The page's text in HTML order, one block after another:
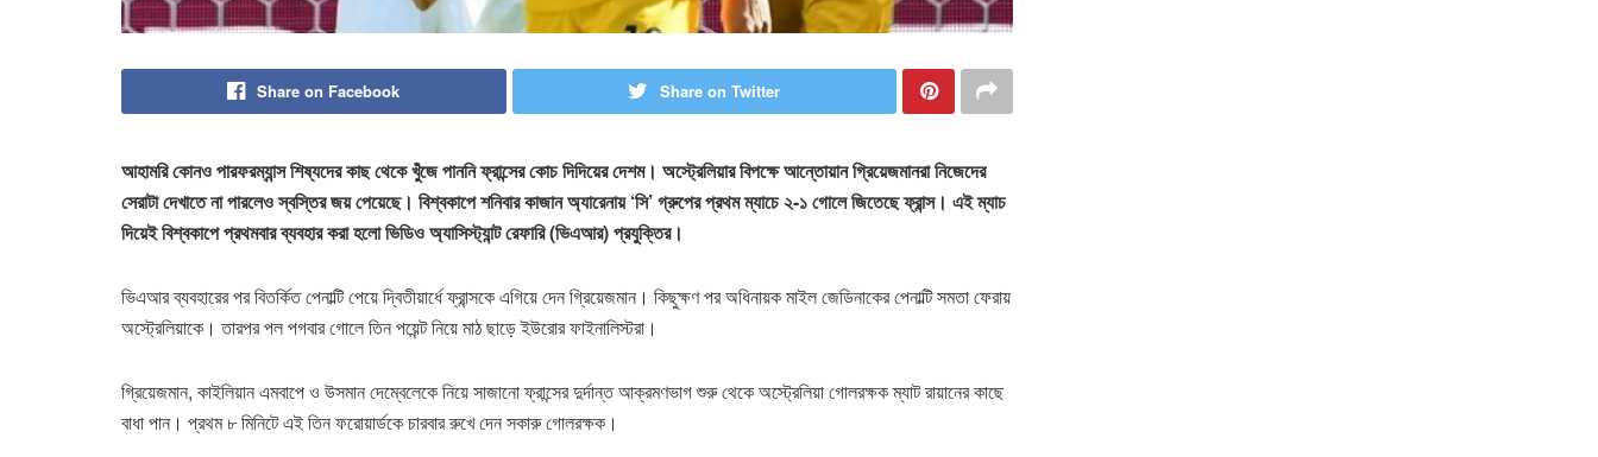
Share on Facebook Share on Twitter
আহামরি কোনও পারফরম্যান্স শিষ্যদের কাছ থেকে খুঁজে পাননি ফ্রান্সের কোচ দিদিয়ের দেশম। অস্ট্রেলিয়ার বিপক্ষে আন্তোয়ান গ্রিয়েজমানরা নিজেদের
সেরাটা দেখাতে না পারলেও স্বস্তির জয় পেয়েছে। বিশ্বকাপে শনিবার কাজান অ্যারেনায় ‘সি’ গ্রুপের প্রথম ম্যাচে ২-১ গোলে জিতেছে ফ্রান্স। এই ম্যাচ
দিয়েই বিশ্বকাপে প্রথমবার ব্যবহার করা হলো ভিডিও অ্যাসিস্ট্যান্ট রেফারি (ভিএআর) প্রযুক্তির।
ভিএআর ব্যবহারের পর বিতর্কিত পেনাল্টি পেয়ে দ্বিতীয়ার্ধে ফ্রান্সকে এগিয়ে দেন গ্রিয়েজমান। কিছুক্ষণ পর অধিনায়ক মাইল জেডিনাকের পেনাল্টি সমতা ফেরায়
অস্ট্রেলিয়াকে। তারপর পল পগবার গোলে তিন পয়েন্ট নিয়ে মাঠ ছাড়ে ইউরোর ফাইনালিস্টরা।
গ্রিয়েজমান, কাইলিয়ান এমবাপে ও উসমান দেম্বেলেকে নিয়ে সাজানো ফ্রান্সের দুর্দান্ত আক্রমণভাগ শুরু থেকে অস্ট্রেলিয়া গোলরক্ষক ম্যাট রায়ানের কাছে
বাধা পান। প্রথম ৮ মিনিটে এই তিন ফরোয়ার্ডকে চারবার রুখে দেন সকারু গোলরক্ষক।